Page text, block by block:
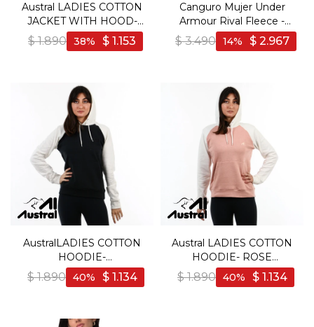
Austral LADIES COTTON
JACKET WITH HOOD-
BLUE/ORANGE - Azul-
Naranja
$ 1.890 $ 1.153
38
Canguro Mujer Under
Armour Rival Fleece -
Rojo
$ 3.490 $ 2.967
14
AustralLADIES COTTON
HOODIE-
BLACK/COCONUT -
Negro-Coco
$ 1.890 $ 1.134
40
Austral LADIES COTTON
HOODIE- ROSE
TAN/COCONUT - Rosa
Crema-Coco
$ 1.890 $ 1.134
40